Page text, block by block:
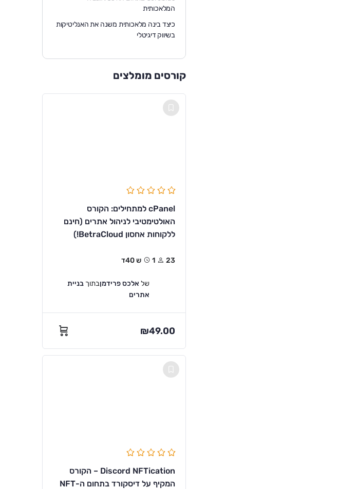
המלאכותית
כיצד בינה מלאכותית משנה את האנליטיקות
בשיווק דיגיטלי
קורסים מומלצים
cPanel למתחילים: הקורס
האולטימטיבי לניהול אתרים (חינם
ללקוחות אחסון BetraCloud!)
23 1ש 40ד
של אלכס פרידמןבתוך בניית
אתרים
₪49.00
Discord NFTication – הקורס
המקיף על דיסקורד בתחום ה-NFT